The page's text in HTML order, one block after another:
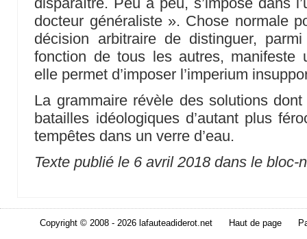
docteur généraliste ». Chose normale
décision arbitraire de distinguer,
fonction de tous les autres, manifeste
elle permet d’imposer l’imperium
La grammaire révèle des solutions
batailles idéologiques d’autant plus
tempêtes dans un verre d’eau.
Texte publié le 6 avril 2018 dans le bloc-
Copyright © 2008 - 2026 lafauteadiderot.net Haut de page